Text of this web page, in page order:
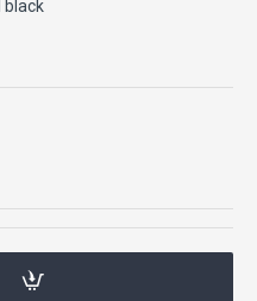
Panevėžys
LT485304610
black